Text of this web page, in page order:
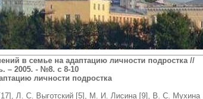
в семье на адаптацию личности подростка //
– 2005. - №8. с 8-10
личности подростка
[17], Л. С. Выготский [5], М. И. Лисина [9], В. С. Мухина